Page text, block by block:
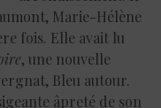
Marie-Hélène
fois. Elle avait lu
, une nouvelle
Bleu autour.
âpreté de son